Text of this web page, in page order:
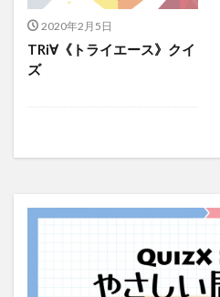
2020年2月5日
TRi∀《トライエース》クイ
ズ